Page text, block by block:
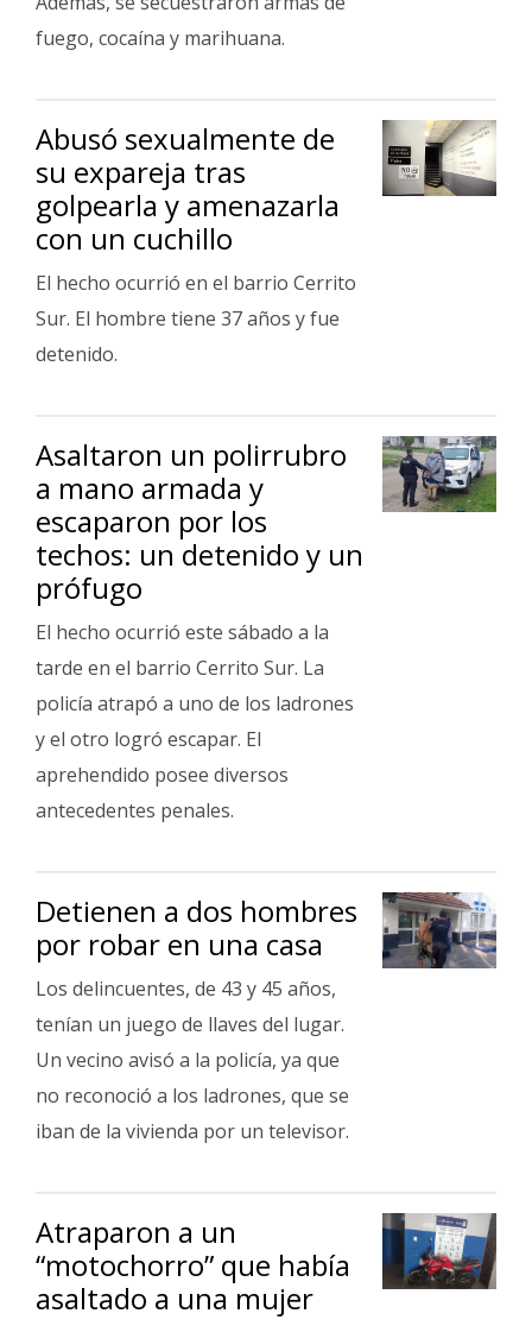
fuego, cocaína y marihuana.
Abusó sexualmente de
su expareja tras
golpearla y amenazarla
con un cuchillo
El hecho ocurrió en el barrio Cerrito
Sur. El hombre tiene 37 años y fue
detenido.
Asaltaron un polirrubro
a mano armada y
escaparon por los
techos: un detenido y un
prófugo
El hecho ocurrió este sábado a la
tarde en el barrio Cerrito Sur. La
policía atrapó a uno de los ladrones
y el otro logró escapar. El
aprehendido posee diversos
antecedentes penales.
Detienen a dos hombres
por robar en una casa
Los delincuentes, de 43 y 45 años,
tenían un juego de llaves del lugar.
Un vecino avisó a la policía, ya que
no reconoció a los ladrones, que se
iban de la vivienda por un televisor.
Atraparon a un
“motochorro” que había
asaltado a una mujer